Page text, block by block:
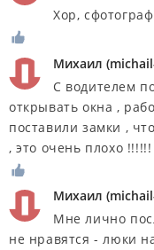
Хор,
Михаил (
С водителем
открывать окна ,
поставили замки ,
, это очень плохо !!!!!!
Михаил (
Мне лично
не нравятся - люки